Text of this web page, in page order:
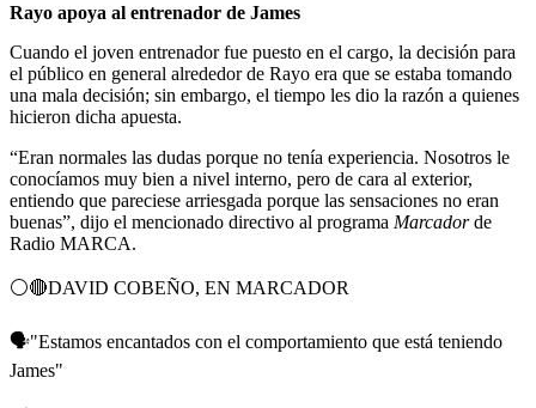
Rayo apoya al entrenador de James
Cuando el joven entrenador fue puesto en el cargo, la decisión para
el público en general alrededor de Rayo era que se estaba tomando
una mala decisión; sin embargo, el tiempo les dio la razón a quienes
hicieron dicha apuesta.
“Eran normales las dudas porque no tenía experiencia. Nosotros le
conocíamos muy bien a nivel interno, pero de cara al exterior,
entiendo que pareciese arriesgada porque las sensaciones no eran
buenas”, dijo el mencionado directivo al programa Marcadorde
Radio MARCA.
⚪️🔴DAVID COBEÑO, EN MARCADOR
🗣️"Estamos encantados con el comportamiento que está teniendo
James"